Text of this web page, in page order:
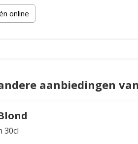
online
aanbiedingen
30cl